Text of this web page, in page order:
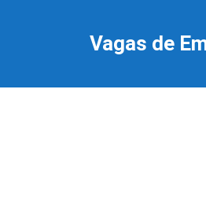
Vagas de